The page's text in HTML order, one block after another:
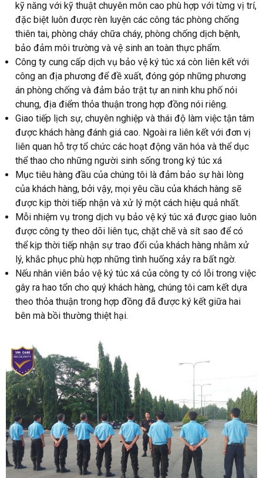
kỹ năng với kỹ thuật chuyên môn cao phù hợp với từng vị trí,
đặc biệt luôn được rèn luyện các công tác phòng chống
thiên tai, phòng cháy chữa cháy, phòng chống dịch bệnh,
bảo đảm môi trường và vệ sinh an toàn thực phẩm.
Công ty cung cấp dịch vụ bảo vệ ký túc xá còn liên kết với
công an địa phương để đề xuất, đóng góp những phương
án phòng chống và đảm bảo trật tự an ninh khu phố nói
chung, địa điểm thỏa thuận trong hợp đồng nói riêng.
Giao tiếp lịch sự, chuyên nghiệp và thái độ làm việc tận tâm
được khách hàng đánh giá cao. Ngoài ra liên kết với đơn vị
liên quan hỗ trợ tổ chức các hoạt động văn hóa và thể dục
thể thao cho những người sinh sống trong ký túc xá
Mục tiêu hàng đầu của chúng tôi là đảm bảo sự hài lòng
của khách hàng, bởi vậy, mọi yêu cầu của khách hàng sẽ
được kịp thời tiếp nhận và xử lý một cách hiệu quả nhất.
Mỗi nhiệm vụ trong dịch vụ bảo vệ ký túc xá được giao luôn
được công ty theo dõi liên tục, chặt chẽ và sít sao để có
thể kịp thời tiếp nhận sự trao đổi của khách hàng nhằm xử
lý, khắc phục phù hợp những tình huống xảy ra bất ngờ.
Nếu nhân viên bảo vệ ký túc xá của công ty có lỗi trong việc
gây ra hao tổn cho quý khách hàng, chúng tôi cam kết dựa
theo thỏa thuận trong hợp đồng đã được ký kết giữa hai
bên mà bồi thường thiệt hại.